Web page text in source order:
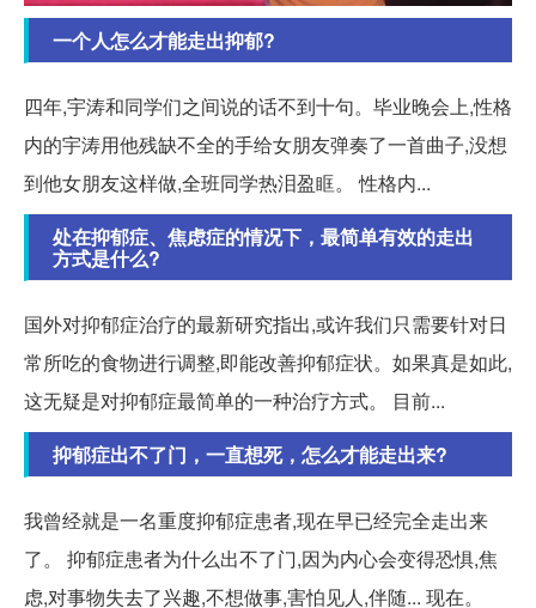
一个人怎么才能走出抑郁?
四年,宇涛和同学们之间说的话不到十句。毕业晚会上,性格
内的宇涛用他残缺不全的手给女朋友弹奏了一首曲子,没想
到他女朋友这样做,全班同学热泪盈眶。 性格内...
处在抑郁症、焦虑症的情况下，最简单有效的走出
方式是什么?
国外对抑郁症治疗的最新研究指出,或许我们只需要针对日
常所吃的食物进行调整,即能改善抑郁症状。如果真是如此,
这无疑是对抑郁症最简单的一种治疗方式。 目前...
抑郁症出不了门，一直想死，怎么才能走出来?
我曾经就是一名重度抑郁症患者,现在早已经完全走出来
了。 抑郁症患者为什么出不了门,因为内心会变得恐惧,焦
虑,对事物失去了兴趣,不想做事,害怕见人,伴随... 现在。